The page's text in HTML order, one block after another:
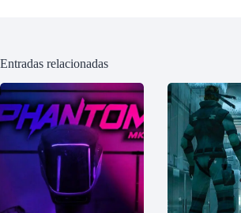
Entradas relacionadas